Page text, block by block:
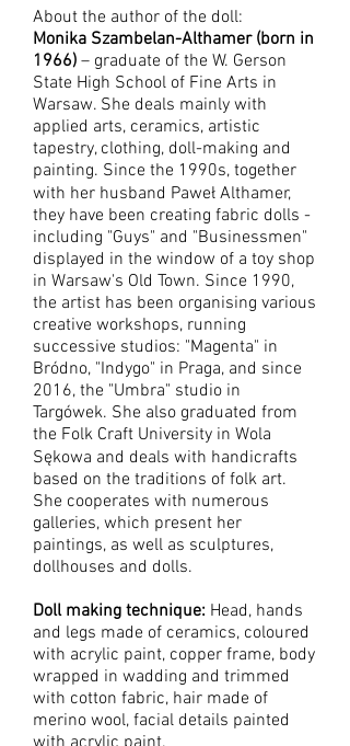
About the author of the doll:
Monika Szambelan-Althamer (born in
1966) – graduate of the W. Gerson
State High School of Fine Arts in
Warsaw. She deals mainly with
applied arts, ceramics, artistic
tapestry, clothing, doll-making and
painting. Since the 1990s, together
with her husband Paweł Althamer,
they have been creating fabric dolls -
including "Guys" and "Businessmen"
displayed in the window of a toy shop
in Warsaw's Old Town. Since 1990,
the artist has been organising various
creative workshops, running
successive studios: "Magenta" in
Bródno, "Indygo" in Praga, and since
2016, the "Umbra" studio in
Targówek. She also graduated from
the Folk Craft University in Wola
Sękowa and deals with handicrafts
based on the traditions of folk art.
She cooperates with numerous
galleries, which present her
paintings, as well as sculptures,
dollhouses and dolls.
Doll making technique: Head, hands
and legs made of ceramics, coloured
with acrylic paint, copper frame, body
wrapped in wadding and trimmed
with cotton fabric, hair made of
merino wool, facial details painted